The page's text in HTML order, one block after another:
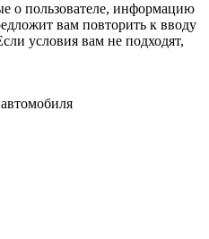
о пользователе, информацию
вам повторить к вводу
условия вам не подходят,